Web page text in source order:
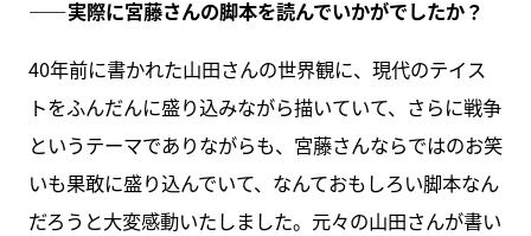
――実際に宮藤さんの脚本を読んでいかがでしたか？
40年前に書かれた山田さんの世界観に、現代のテイス
トをふんだんに盛り込みながら描いていて、さらに戦争
というテーマでありながらも、宮藤さんならではのお笑
いも果敢に盛り込んでいて、なんておもしろい脚本なん
だろうと大変感動いたしました。元々の山田さんが書い